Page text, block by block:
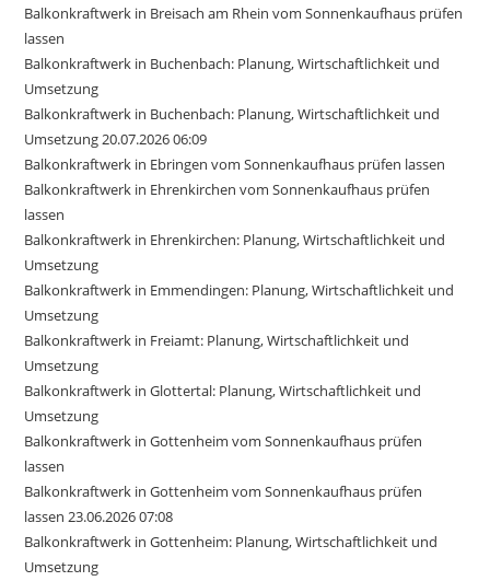
Balkonkraftwerk in Breisach am Rhein vom Sonnenkaufhaus prüfen
lassen
Balkonkraftwerk in Buchenbach: Planung, Wirtschaftlichkeit und
Umsetzung
Balkonkraftwerk in Buchenbach: Planung, Wirtschaftlichkeit und
Umsetzung 20.07.2026 06:09
Balkonkraftwerk in Ebringen vom Sonnenkaufhaus prüfen lassen
Balkonkraftwerk in Ehrenkirchen vom Sonnenkaufhaus prüfen
lassen
Balkonkraftwerk in Ehrenkirchen: Planung, Wirtschaftlichkeit und
Umsetzung
Balkonkraftwerk in Emmendingen: Planung, Wirtschaftlichkeit und
Umsetzung
Balkonkraftwerk in Freiamt: Planung, Wirtschaftlichkeit und
Umsetzung
Balkonkraftwerk in Glottertal: Planung, Wirtschaftlichkeit und
Umsetzung
Balkonkraftwerk in Gottenheim vom Sonnenkaufhaus prüfen
lassen
Balkonkraftwerk in Gottenheim vom Sonnenkaufhaus prüfen
lassen 23.06.2026 07:08
Balkonkraftwerk in Gottenheim: Planung, Wirtschaftlichkeit und
Umsetzung